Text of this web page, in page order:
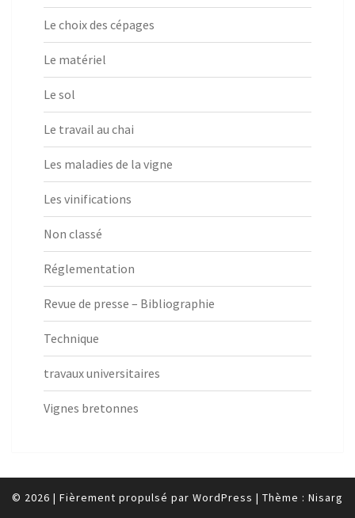
Le choix des cépages
Le matériel
Le sol
Le travail au chai
Les maladies de la vigne
Les vinifications
Non classé
Réglementation
Revue de presse – Bibliographie
Technique
travaux universitaires
Vignes bretonnes
© 2026 | Fièrement propulsé par WordPress | Thème : Nisarg